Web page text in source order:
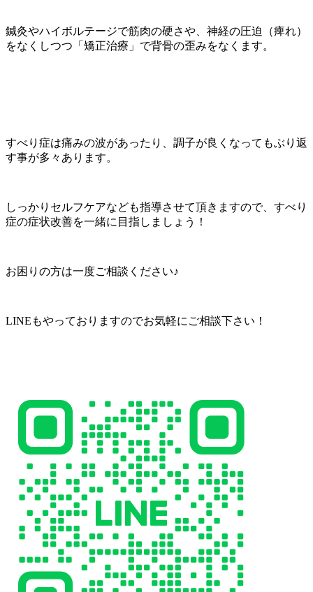
鍼灸やハイボルテージで筋肉の硬さや、神経の圧迫（痺れ）
をなくしつつ「矯正治療」で背骨の歪みをなくます。
すべり症は痛みの波があったり、調子が良くなってもぶり返
す事が多々あります。
しっかりセルフケアなども指導させて頂きますので、すべり
症の症状改善を一緒に目指しましょう！
お困りの方は一度ご相談ください♪
LINEもやっておりますのでお気軽にご相談下さい！